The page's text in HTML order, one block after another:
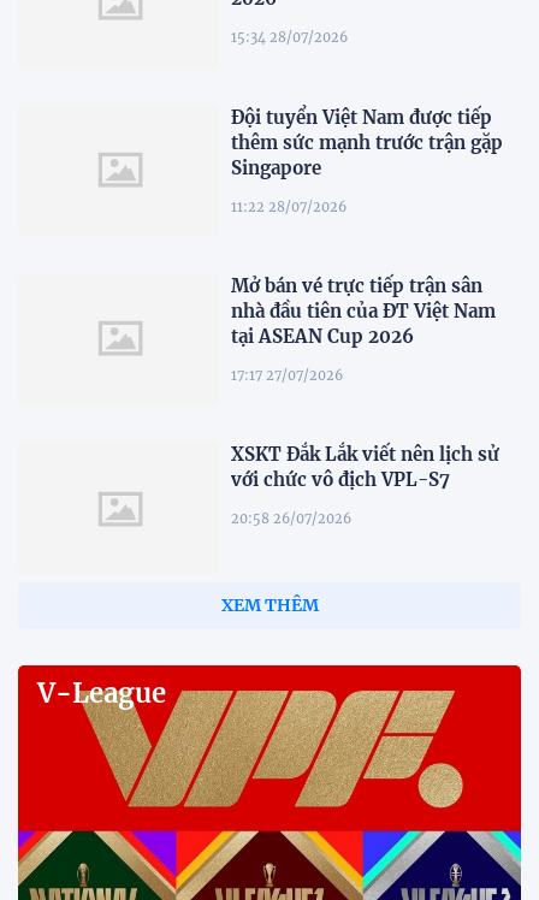
15:34 28/07/2026
Đội tuyển Việt Nam được tiếp
thêm sức mạnh trước trận gặp
Singapore
11:22 28/07/2026
Mở bán vé trực tiếp trận sân
nhà đầu tiên của ĐT Việt Nam
tại ASEAN Cup 2026
17:17 27/07/2026
XSKT Đắk Lắk viết nên lịch sử
với chức vô địch VPL-S7
20:58 26/07/2026
XEM THÊM
V-League